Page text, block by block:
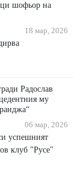
шофьор на
18 мар, 2026
Радослав
му
06 мар, 2026
успешният
клуб "Русе"